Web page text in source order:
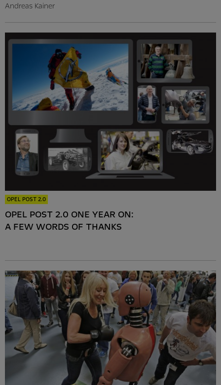
Andreas Kainer
OPEL POST 2.0
OPEL POST 2.0 ONE YEAR ON:
A FEW WORDS OF THANKS